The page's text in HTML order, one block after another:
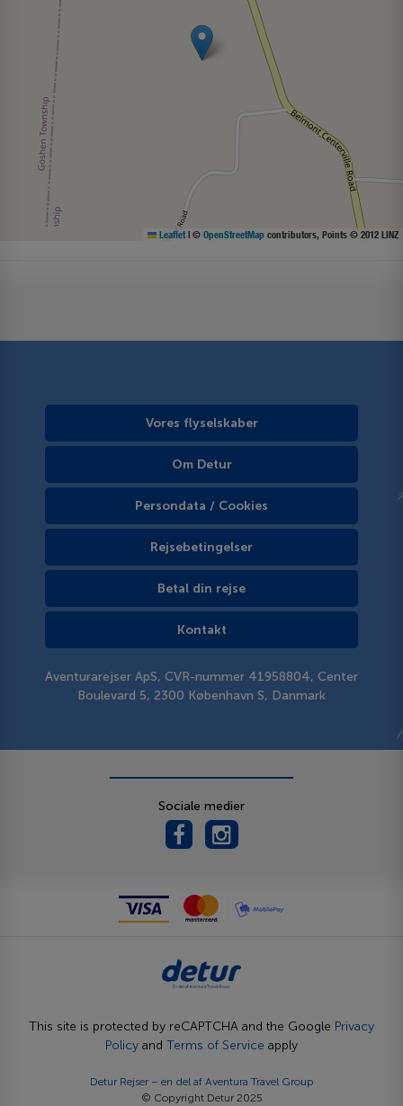
Leaflet | © OpenStreetMap contributors, Points © 2012 LINZ
Vores flyselskaber
Om Detur
Persondata / Cookies
Rejsebetingelser
Betal din rejse
Kontakt
Aventurarejser ApS, CVR-nummer 41958804, Center
Boulevard 5, 2300 København S, Danmark
Sociale medier
This site is protected by reCAPTCHA and the Google Privacy
Policy and Terms of Service apply
Detur Rejser – en del af Aventura Travel Group
© Copyright Detur 2025